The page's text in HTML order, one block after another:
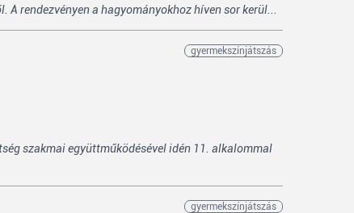
rendezvényen a hagyományokhoz híven sor kerül...
gyermekszínjátszás
szakmai együttműködésével idén 11. alkalommal
gyermekszínjátszás